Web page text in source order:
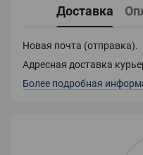
Доставка
Новая почта (отправка).
Адресная доставка
Более подробная